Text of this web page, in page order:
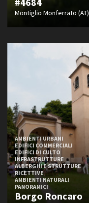
Montiglio Monferrato (AT)
AMBIENTI URBANI
EDIFICI COMMERCIALI
EDIFICI DI CULTO
INFRASTRUTTURE
ALBERGHI E STRUTTURE
RICETTIVE
AMBIENTI NATURALI
PANORAMICI
Borgo Roncaro